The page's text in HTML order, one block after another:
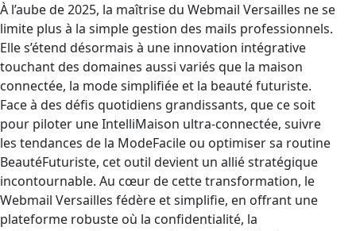
À l’aube de 2025, la maîtrise du Webmail Versailles ne se
limite plus à la simple gestion des mails professionnels.
Elle s’étend désormais à une innovation intégrative
touchant des domaines aussi variés que la maison
connectée, la mode simplifiée et la beauté futuriste.
Face à des défis quotidiens grandissants, que ce soit
pour piloter une IntelliMaison ultra-connectée, suivre
les tendances de la ModeFacile ou optimiser sa routine
BeautéFuturiste, cet outil devient un allié stratégique
incontournable. Au cœur de cette transformation, le
Webmail Versailles fédère et simplifie, en offrant une
plateforme robuste où la confidentialité, la